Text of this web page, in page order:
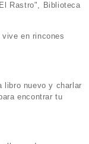
Rastro", Biblioteca
en rincones
libro nuevo y charlar
encontrar tu